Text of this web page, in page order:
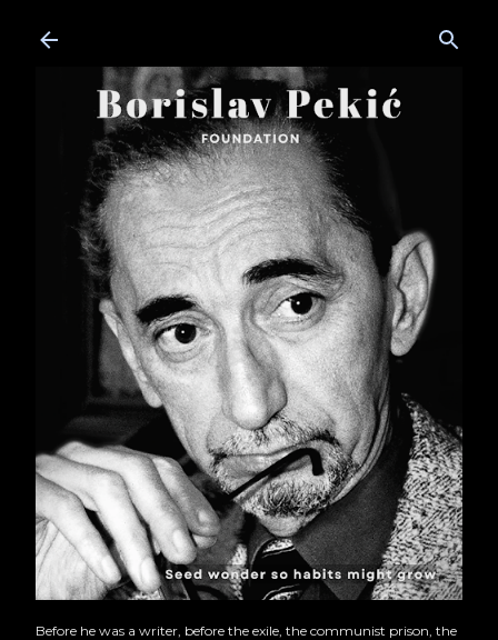
Before he was a writer, before the exile, the communist prison, the